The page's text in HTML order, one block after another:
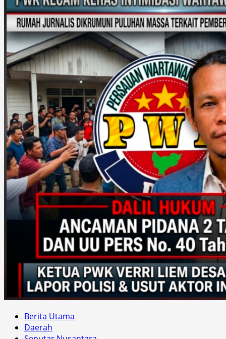
Berita Utama
Daerah